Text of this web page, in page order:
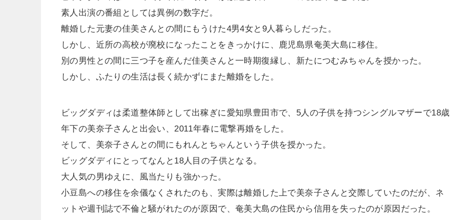
素人出演の番組としては異例の数字だ。
離婚した元妻の佳美さんとの間にもうけた4男4女と9人暮らしだった。
しかし、近所の高校が廃校になったことをきっかけに、鹿児島県奄美大島に移住。
別の男性との間に三つ子を産んだ佳美さんと一時期復縁し、新たにつむみちゃんを授かった。
しかし、ふたりの生活は長く続かずにまた離婚をした。
ビッグダディは柔道整体師として出稼ぎに愛知県豊田市で、5人の子供を持つシングルマザーで18歳
年下の美奈子さんと出会い、2011年春に電撃再婚をした。
そして、美奈子さんとの間にもれんとちゃんという子供を授かった。
ビッグダディにとってなんと18人目の子供となる。
大人気の男ゆえに、風当たりも強かった。
小豆島への移住を余儀なくされたのも、実際は離婚した上で美奈子さんと交際していたのだが、ネ
ットや週刊誌で不倫と騒がれたのが原因で、奄美大島の住民から信用を失ったのが原因だった。